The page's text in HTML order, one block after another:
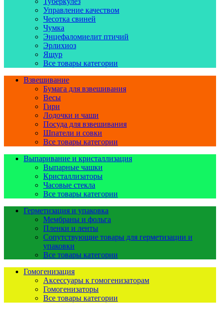
Управление качеством
Чесотка свиней
Чумка
Энцефаломиелит птичий
Эрлихиоз
Ящур
Все товары категории
Взвешивание
Бумага для взвешивания
Весы
Гири
Лодочки и чаши
Посуда для взвешивания
Шпатели и совки
Все товары категории
Выпаривание и кристаллизация
Выпарные чашки
Кристаллизаторы
Часовые стекла
Все товары категории
Герметизация и упаковка
Мембраны и фольга
Пленки и ленты
Сопутствующие товары для герметизации и
упаковки
Все товары категории
Гомогенизация
Аксессуары к гомогенизаторам
Гомогенизаторы
Все товары категории